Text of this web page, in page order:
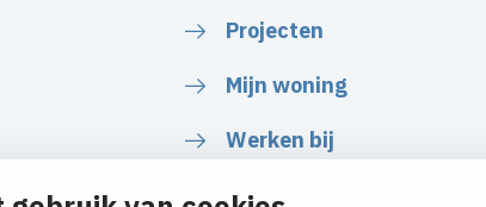
Projecten
Mijn woning
Werken bij
Naar het serviceformulier